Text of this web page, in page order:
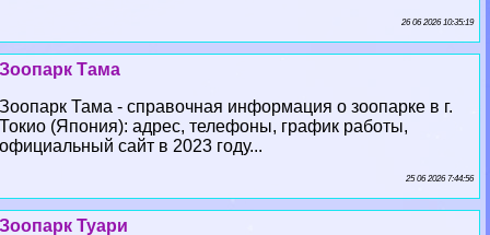
26 06 2026 10:35:19
Зоопарк Тама
Зоопарк Тама - справочная информация о зоопарке в г.
Токио (Япония): адрес, телефоны, график работы,
официальный сайт в 2023 году...
25 06 2026 7:44:56
Зоопарк Туари